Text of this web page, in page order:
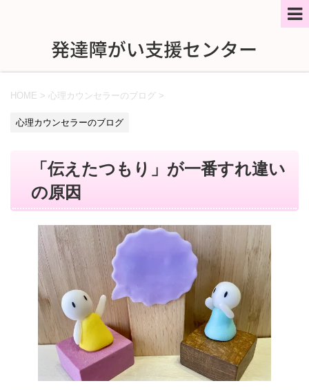
HOME > 心理カウンセラーのブログ >
心理カウンセラーのブログ
「伝えたつもり」が一番すれ違い
の原因